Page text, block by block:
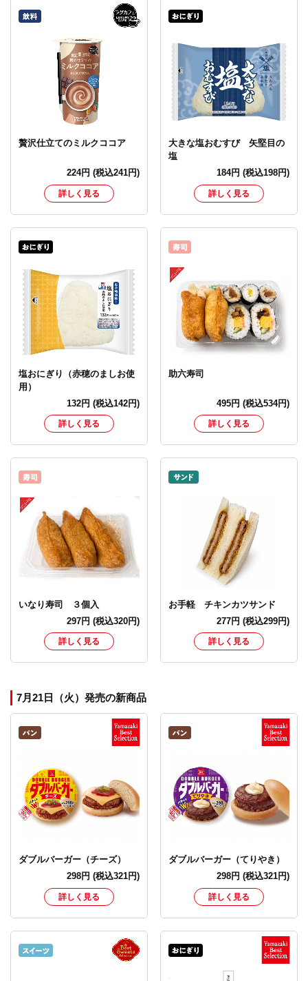
贅沢仕立てのミルクココア
224円(税込241円)
詳しく見る
大きな塩おむすび 矢堅目の
塩
184円(税込198円)
詳しく見る
塩おにぎり（赤穂のましお使
用）
132円(税込142円)
詳しく見る
助六寿司
495円(税込534円)
詳しく見る
いなり寿司 ３個入
297円(税込320円)
詳しく見る
お手軽 チキンカツサンド
277円(税込299円)
詳しく見る
7月21日（火）発売の新商品
ダブルバーガー（チーズ）
298円(税込321円)
詳しく見る
ダブルバーガー（てりやき）
298円(税込321円)
詳しく見る